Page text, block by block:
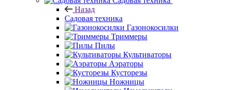
Назад
Садовая техника
Газонокосилки
Триммеры
Пилы
Культиваторы
Аэраторы
Кусторезы
Ножницы